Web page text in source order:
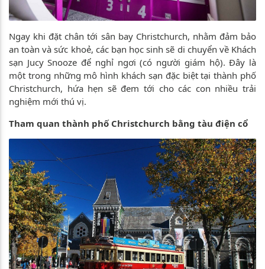
Ngay khi đặt chân tới sân bay Christchurch, nhằm đảm bảo
an toàn và sức khoẻ, các bạn học sinh sẽ di chuyển về Khách
sạn Jucy Snooze để nghỉ ngơi (có người giám hộ). Đây là
một trong những mô hình khách sạn đặc biệt tại thành phố
Christchurch, hứa hẹn sẽ đem tới cho các con nhiều trải
nghiệm mới thú vị.
Tham quan thành phố Christchurch bằng tàu điện cổ